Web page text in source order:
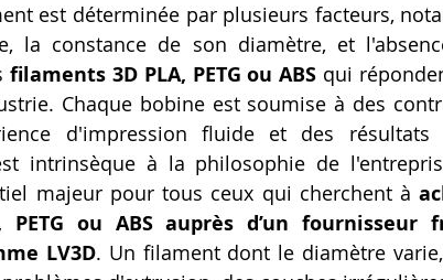
est déterminée par plusieurs facteurs,
la constance de son diamètre, et
filaments 3D PLA, PETG ou ABS qui
Chaque bobine est soumise à des
d'impression fluide et des résultats
intrinsèque à la philosophie de
majeur pour tous ceux qui cherchent à
PETG ou ABS auprès d’un fournisseur
LV3D. Un filament dont le diamètre